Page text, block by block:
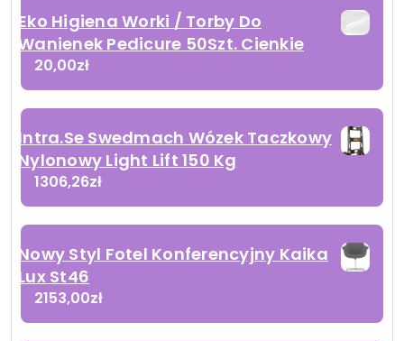
Eko Higiena Worki / Torby Do
Wanienek Pedicure 50Szt. Cienkie
20,00zł
Intra.Se Swedmach Wózek Taczkowy
Nylonowy Light Lift 150 Kg
1306,26zł
Nowy Styl Fotel Konferencyjny Kaika
Lux St46
2153,00zł